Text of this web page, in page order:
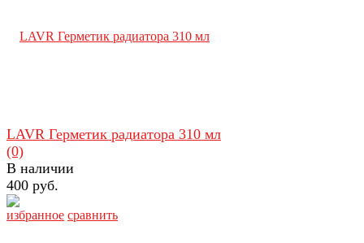
избранное сравнить
LAVR Герметик радиатора 310 мл
(0)
В наличии
400 руб.